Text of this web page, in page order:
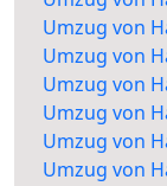
Umzug von
Umzug von
Umzug von
Umzug von
Umzug von
Umzug von